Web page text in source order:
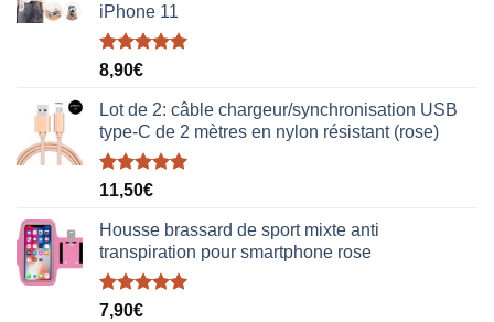
iPhone 11
Note5.00
8,90€
Lot de 2: câble chargeur/synchronisation USB
type-C de 2 mètres en nylon résistant (rose)
Note5.00
11,50€
Housse brassard de sport mixte anti
transpiration pour smartphone rose
Note5.00
7,90€